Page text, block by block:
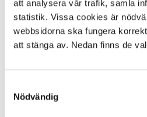
att analysera vår trafik, samla
statistik. Vissa cookies är
webbsidorna ska fungera
att stänga av. Nedan finns de
Nödvändig